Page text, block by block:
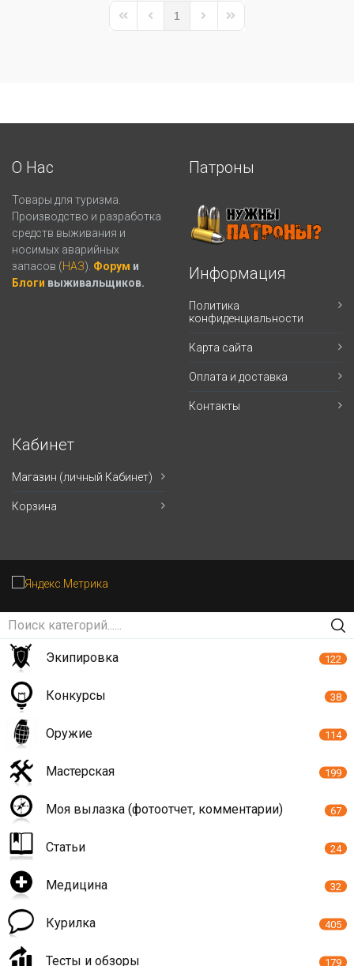
First PagePrevious Page
1
Next PageLast Page
О Нас
Товары для туризма.
Производство и разработка
средств выживания и
носимых аварийных
запасов (НАЗ). Форум и
Блоги выживальщиков.
Патроны
Информация
Политика
конфиденциальности
Карта сайта
Оплата и доставка
Контакты
Кабинет
Магазин (личный Кабинет)
Корзина
Экипировка 122
Конкурсы 38
Оружие 114
Мастерская 199
Моя вылазка (фотоотчет, комментарии) 67
Статьи 24
Медицина 32
Курилка 405
Тесты и обзоры 179